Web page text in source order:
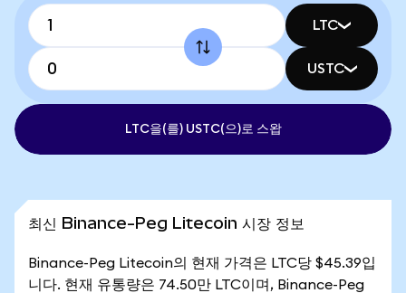
LTC
USTC
LTC을(를) USTC(으)로 스왑
최신 Binance-Peg Litecoin 시장 정보
Binance-Peg Litecoin의 현재 가격은 LTC당 $45.39입
니다. 현재 유통량은 74.50만 LTC이며, Binance-Peg